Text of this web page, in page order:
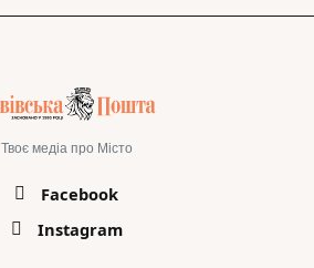
Твоє медіа про Місто
Facebook
Instagram